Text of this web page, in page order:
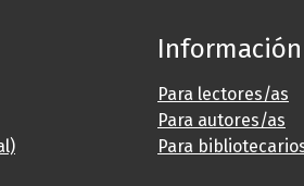
Información
Para lectores/as
Para autores/as
Para